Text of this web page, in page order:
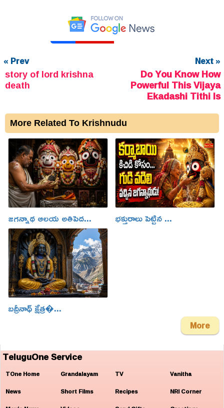
« Prev
story of lord krishna
death
Next »
Do You Know How
Powerful This Vijaya
Ekadashi Tithi Is
More Related To Krishnudu
జగన్నాథ ఆలయ అతిపెద... భక్తురాలు పెట్టిన ...
బద్రీనాథ్ క్షేత్ర�...
More
TeluguOne Service
TOne Home
News
Grandalayam
Short Films
TV
Recipes
Vanitha
NRI Corner